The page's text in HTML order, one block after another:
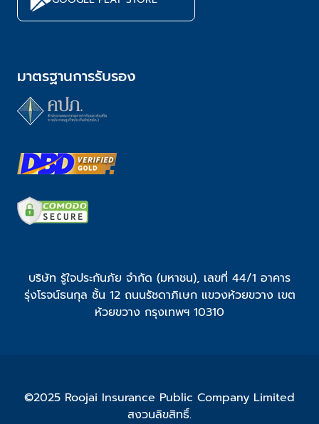
มาตรฐานการรับรอง
บริษัท รู้ใจประกันภัย จำกัด (มหาชน), เลขที่ 44/1 อาคาร
รุ่งโรจน์ธนกุล ชั้น 12 ถนนรัชดาภิเษก แขวงห้วยขวาง เขต
ห้วยขวาง กรุงเทพฯ 10310
©2025 Roojai Insurance Public Company Limited
สงวนลิขสิทธิ์.